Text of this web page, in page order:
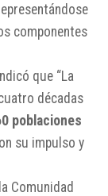
componentes
que “La
décadas
poblaciones
su impulso y
Comunidad